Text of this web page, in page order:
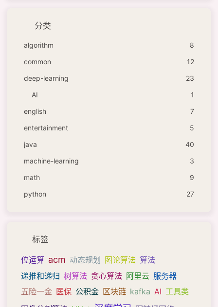
分类
algorithm
8
common
12
deep-learning
23
AI
1
english
7
entertainment
5
java
40
machine-learning
3
math
9
python
27
标签
位运算 acm 动态规划 图论算法 算法
递推和递归 树算法 贪心算法 阿里云 服务器
五险一金 医保 公积金 区块链 kafka AI 工具类